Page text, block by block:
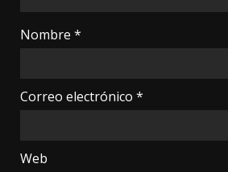
Nombre *
Correo electrónico *
Web